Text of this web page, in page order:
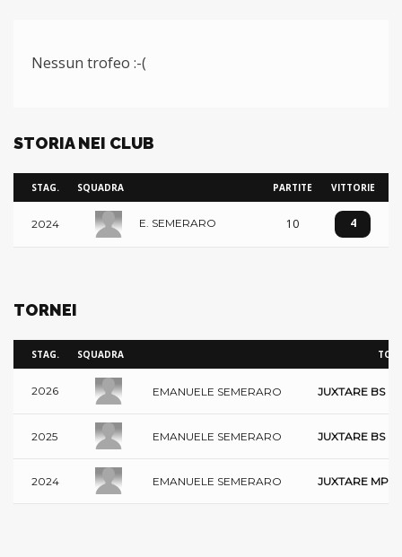
Nessun trofeo :-(
STORIA NEI CLUB
STAG. SQUADRA PARTITE VITTORIE
2024 E. SEMERARO 10 4
TORNEI
STAG. SQUADRA
2026 EMANUELE SEMERARO JUXTARE BS
2025 EMANUELE SEMERARO JUXTARE BS
2024 EMANUELE SEMERARO JUXTARE MPC